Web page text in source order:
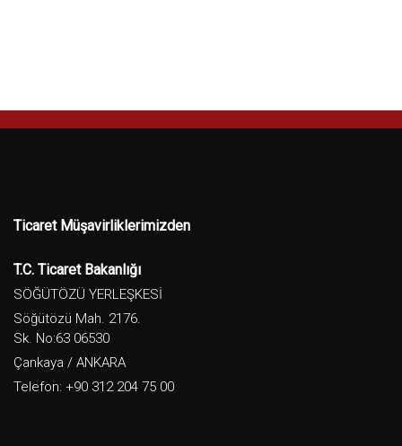
Ticaret Müşavirliklerimizden
T.C. Ticaret Bakanlığı
SÖĞÜTÖZÜ YERLEŞKESİ
Söğütözü Mah. 2176.
Sk. No:63 06530
Çankaya / ANKARA
Telefon: +90 312 204 75 00